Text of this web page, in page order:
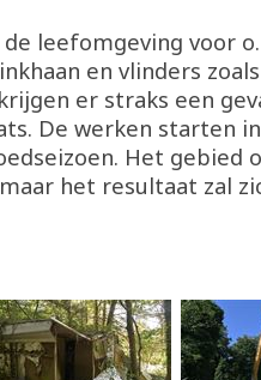
leefomgeving voor
en vlinders
er straks een
De werken starten
Het gebied
het resultaat zal